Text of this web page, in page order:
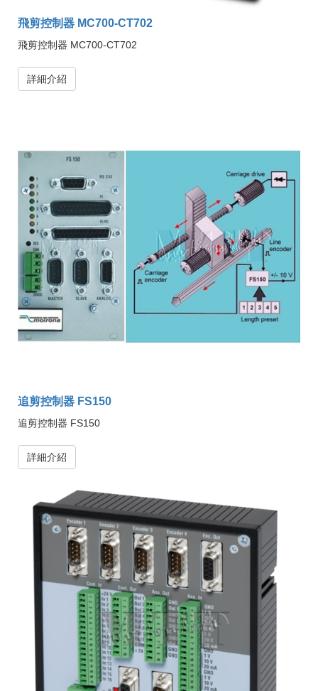
飛剪控制器 MC700-CT702
飛剪控制器 MC700-CT702
詳細介紹
追剪控制器 FS150
追剪控制器 FS150
詳細介紹